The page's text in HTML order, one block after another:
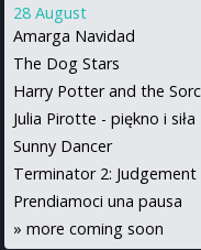
28 August
Amarga Navidad
The Dog Stars
Harry Potter and the
Julia Pirotte - piękno i siła
Sunny Dancer
Terminator 2: Judgement
Prendiamoci una pausa
» more coming soon